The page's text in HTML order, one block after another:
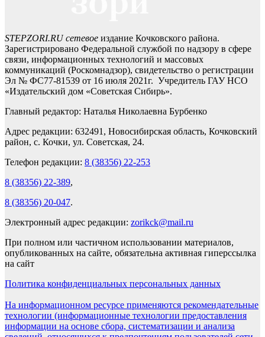
STEPZORI.RU сетевое издание Кочковского района.
Зарегистрировано Федеральной службой по надзору в сфере
связи, информационных технологий и массовых
коммуникаций (Роскомнадзор), свидетельство о регистрации
Эл № ФС77-81539 от 16 июля 2021г. Учредитель ГАУ НСО
«Издательский дом «Советская Сибирь».
Главный редактор: Наталья Николаевна Бурбенко
Адрес редакции: 632491, Новосибирская область, Кочковский
район, с. Кочки, ул. Советская, 24.
Телефон редакции: 8 (38356) 22-253
8 (38356) 22-389,
8 (38356) 20-047.
Электронный адрес редакции: zorikck@mail.ru
При полном или частичном использовании материалов,
опубликованных на сайте, обязательна активная гиперссылка
на сайт
Политика конфиденциальных персональных данных
На информационном ресурсе применяются рекомендательные
технологии (информационные технологии предоставления
информации на основе сбора, систематизации и анализа